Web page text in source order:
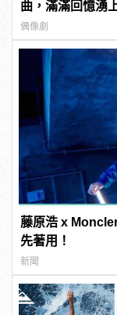
曲，滿滿回憶湧
偶像劇
藤原浩 x
先著用！
新聞